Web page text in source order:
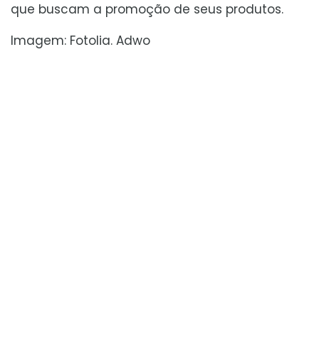
que buscam a promoção de seus produtos.
Imagem: Fotolia. Adwo